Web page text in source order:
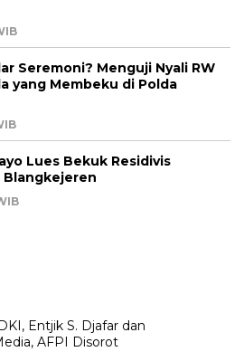
Seremoni? Menguji Nyali RW
yang Membeku di Polda
Lues Bekuk Residivis
Blangkejeren